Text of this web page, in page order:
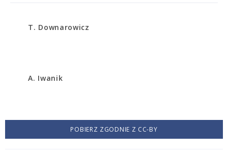
T. Downarowicz
A. Iwanik
POBIERZ ZGODNIE Z CC-BY